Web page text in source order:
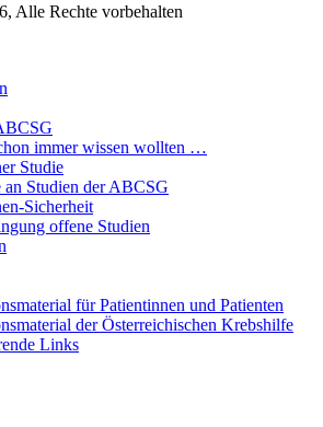
Alle Rechte vorbehalten
immer wissen wollten …
Studie
an Studien der ABCSG
Sicherheit
offene Studien
für Patientinnen und Patienten
der Österreichischen Krebshilfe
Links